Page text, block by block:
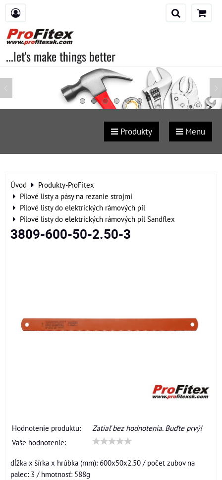
...let's make things better
Produkty Menu
Úvod
Produkty-ProFitex
Pílové listy a pásy na rezanie strojmi
Pílové listy do elektrických rámových píl
Pílové listy do elektrických rámových píl Sandflex
3809-600-50-2.50-3
Hodnotenie produktu:
Zatiaľ bez hodnotenia. Buďte prvý!
Vaše hodnotenie:
dĺžka x šírka x hrúbka (mm): 600x50x2.50 / počet zubov na
palec: 3 / hmotnosť: 588g